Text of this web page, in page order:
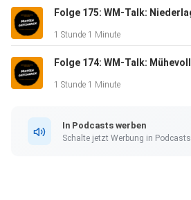
1 Stunde 1 Minute
1 Stunde 1 Minute
In Podcasts werben
Schalte jetzt Werbung in Podcasts.